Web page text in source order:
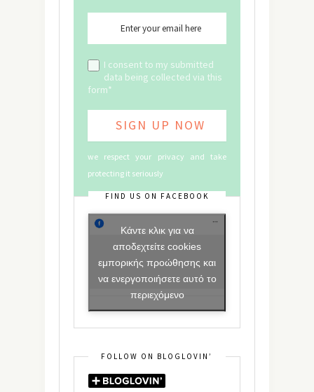
I consent to my submitted
data being collected via this
form*
we respect your privacy and take
protecting it seriously
FIND US ON FACEBOOK
Κάντε κλικ για να
αποδεχτείτε cookies
εμπορικής προώθησης και
να ενεργοποιήσετε αυτό το
περιεχόμενο
FOLLOW ON BLOGLOVIN’